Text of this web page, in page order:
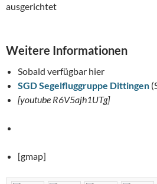
ausgerichtet
Weitere Informationen
Sobald verfügbar hier
SGD Segelfluggruppe Dittingen
[youtube R6V5ajh1UTg]
[gmap]